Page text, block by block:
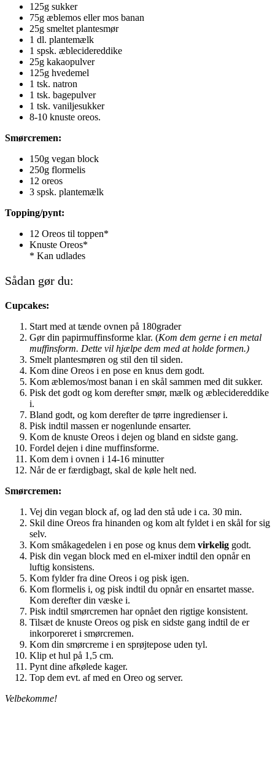
125g sukker
75g æblemos eller mos banan
25g smeltet plantesmør
1 dl. plantemælk
1 spsk. æblecidereddike
25g kakaopulver
125g hvedemel
1 tsk. natron
1 tsk. bagepulver
1 tsk. vaniljesukker
8-10 knuste oreos.
Smørcremen:
150g vegan block
250g flormelis
12 oreos
3 spsk. plantemælk
Topping/pynt:
12 Oreos til toppen*
Knuste Oreos*
* Kan udlades
Sådan gør du:
Cupcakes:
Start med at tænde ovnen på 180grader
Gør din papirmuffinsforme klar. (Kom dem gerne i en metal
muffinsform. Dette vil hjælpe dem med at holde formen.)
Smelt plantesmøren og stil den til siden.
Kom dine Oreos i en pose en knus dem godt.
Kom æblemos/most banan i en skål sammen med dit sukker.
Pisk det godt og kom derefter smør, mælk og æblecidereddike
i.
Bland godt, og kom derefter de tørre ingredienser i.
Pisk indtil massen er nogenlunde ensarter.
Kom de knuste Oreos i dejen og bland en sidste gang.
Fordel dejen i dine muffinsforme.
Kom dem i ovnen i 14-16 minutter
Når de er færdigbagt, skal de køle helt ned.
Smørcremen:
Vej din vegan block af, og lad den stå ude i ca. 30 min.
Skil dine Oreos fra hinanden og kom alt fyldet i en skål for sig
selv.
Kom småkagedelen i en pose og knus dem virkelig godt.
Pisk din vegan block med en el-mixer indtil den opnår en
luftig konsistens.
Kom fylder fra dine Oreos i og pisk igen.
Kom flormelis i, og pisk indtil du opnår en ensartet masse.
Kom derefter din væske i.
Pisk indtil smørcremen har opnået den rigtige konsistent.
Tilsæt de knuste Oreos og pisk en sidste gang indtil de er
inkorporeret i smørcremen.
Kom din smørcreme i en sprøjtepose uden tyl.
Klip et hul på 1,5 cm.
Pynt dine afkølede kager.
Top dem evt. af med en Oreo og server.
Velbekomme!